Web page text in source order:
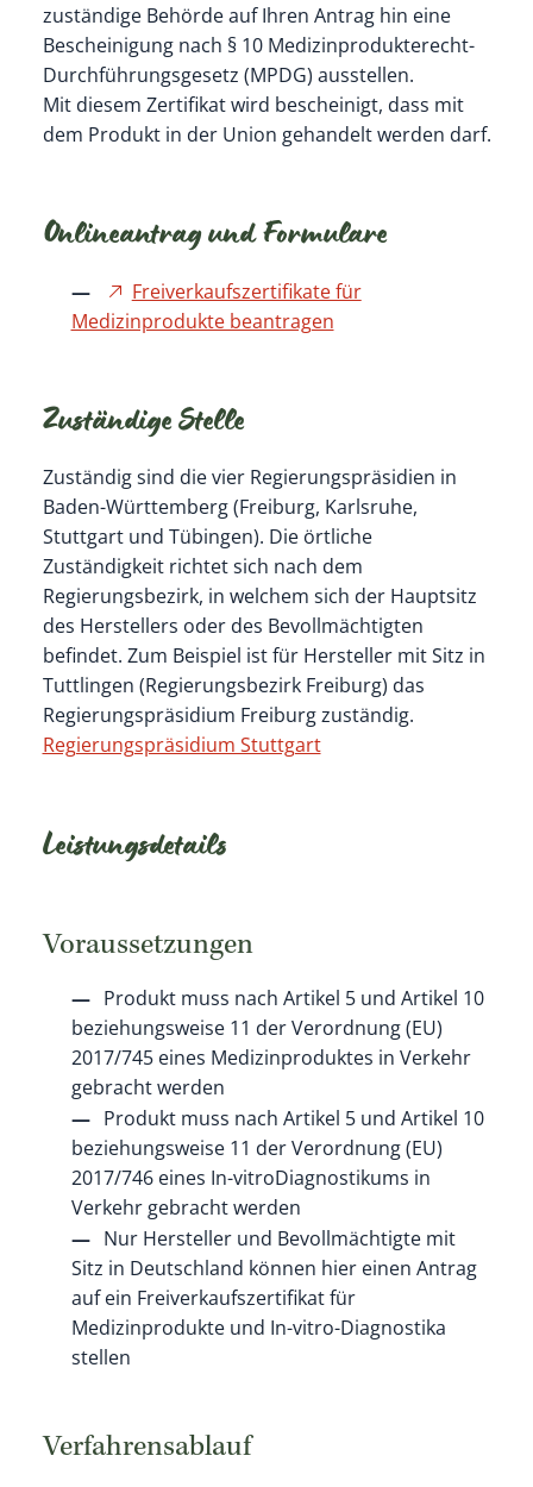
zuständige Behörde auf Ihren Antrag hin eine
Bescheinigung nach § 10 Medizinprodukterecht-
Durchführungsgesetz (MPDG) ausstellen.
Mit diesem Zertifikat wird bescheinigt, dass mit
dem Produkt in der Union gehandelt werden darf.
Onlineantrag und Formulare
Freiverkaufszertifikate für
Medizinprodukte beantragen
Zuständige Stelle
Zuständig sind die vier Regierungspräsidien in
Baden-Württemberg (Freiburg, Karlsruhe,
Stuttgart und Tübingen). Die örtliche
Zuständigkeit richtet sich nach dem
Regierungsbezirk, in welchem sich der Hauptsitz
des Herstellers oder des Bevollmächtigten
befindet. Zum Beispiel ist für Hersteller mit Sitz in
Tuttlingen (Regierungsbezirk Freiburg) das
Regierungspräsidium Freiburg zuständig.
Regierungspräsidium Stuttgart
Leistungsdetails
Voraussetzungen
Produkt muss nach Artikel 5 und Artikel 10
beziehungsweise 11 der Verordnung (EU)
2017/745 eines Medizinproduktes in Verkehr
gebracht werden
Produkt muss nach Artikel 5 und Artikel 10
beziehungsweise 11 der Verordnung (EU)
2017/746 eines In-vitroDiagnostikums in
Verkehr gebracht werden
Nur Hersteller und Bevollmächtigte mit
Sitz in Deutschland können hier einen Antrag
auf ein Freiverkaufszertifikat für
Medizinprodukte und In-vitro-Diagnostika
stellen
Verfahrensablauf